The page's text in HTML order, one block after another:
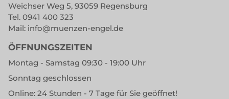
Weichser Weg 5, 93059 Regensburg
Tel. 0941 400 323
Mail: info@muenzen-engel.de
ÖFFNUNGSZEITEN
Montag - Samstag 09:30 - 19:00 Uhr
Sonntag geschlossen
Online: 24 Stunden - 7 Tage für Sie geöffnet!